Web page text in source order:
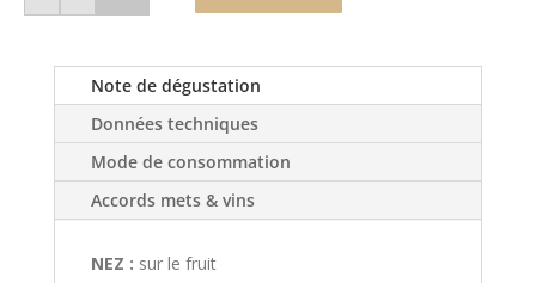
-
Mas
Laval
-
P'tite
Soif
-
Magnum
Note de dégustation
Données techniques
Mode de consommation
Accords mets & vins
NEZ : sur le fruit